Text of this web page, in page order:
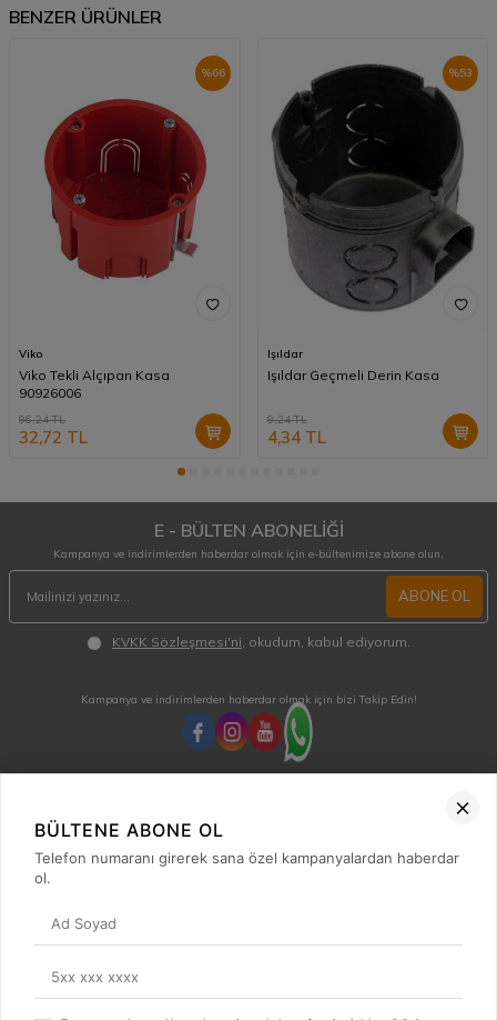
BENZER ÜRÜNLER
%66
Viko
Viko Tekli Alçıpan Kasa
90926006
96,24TL
32,72 TL
%53
Işıldar
Işıldar Geçmeli Derin Kasa
9,24TL
4,34TL
E - BÜLTEN ABONELİĞİ
Kampanya ve indirimlerden haberdar olmak için e-bültenimize abone olun.
ABONE OL
KVKK Sözleşmesi'ni , okudum, kabul ediyorum.
Kampanya ve indirimlerden haberdar olmak için bizi Takip Edin!
Hafta içi 08:00 - 18:00 / Cumartesi 08:00 - 13:00 arası merak ettiğiniz tüm sorular ve
siparişleriniz için ulaşabilirsiniz.
0850 515 01 10
Hızlı Erişim
Kategoriler
BÜLTENE ABONE OL
Telefon numaranı girerek sana özel kampanyalardan haberdar
ol.